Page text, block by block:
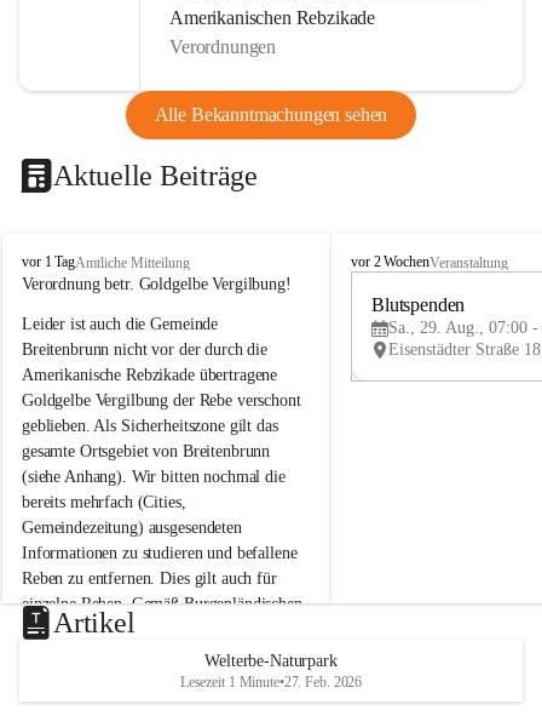
Amerikanischen Rebzikade
Verordnungen
Alle Bekanntmachungen sehen
Aktuelle Beiträge
B
r
i
t
e
n
b
r
u
n
n
a
m
N
e
u
s
d
vor 1 TagAmtliche Mitteilung
Verordnung betr. Goldgelbe Vergilbung!
Leider ist auch die Gemeinde
Breitenbrunn nicht vor der durch die
Amerikanische Rebzikade übertragene
Goldgelbe Vergilbung der Rebe verschont
geblieben. Als Sicherheitszone gilt das
gesamte Ortsgebiet von Breitenbrunn
(siehe Anhang). Wir bitten nochmal die
bereits mehrfach (Cities,
Gemeindezeitung) ausgesendeten
Informationen zu studieren und befallene
Reben zu entfernen. Dies gilt auch für
einzelne Reben. Gemäß Burgenländischen
Weinbaugesetz sind nicht gepflegte oder
unzulässige Weingärten zu roden! Bitte
helfen wir zusammen um unsere Winzer
vor den prognostizierten Ernteausfällen
B
e
u
e
d
vor 2 WochenVeranstaltung
Blutspenden
Sa., 29. Aug., 07:00 -
Artikel
Welterbe-Naturpark
Lesezeit 1 Minute•27. Feb. 2026